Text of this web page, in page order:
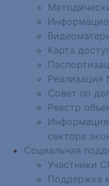
Карта
Совет по
Реестр
Информация
сектора
Социальная
Участники
Поддержка